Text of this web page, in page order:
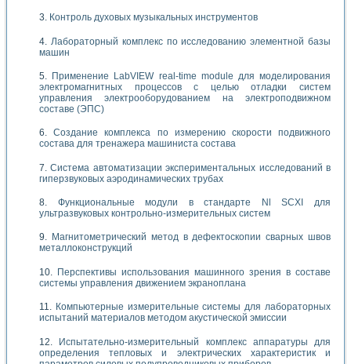
Контроль духовых музыкальных инструментов
Лабораторный комплекс по исследованию элементной базы
машин
Применение LabVIEW real-time module для моделирования
электромагнитных процессов с целью отладки систем
управления электрооборудованием на электроподвижном
составе (ЭПС)
Создание комплекса по измерению скорости подвижного
состава для тренажера машиниста состава
Система автоматизации экспериментальных исследований в
гиперзвуковых аэродинамических трубах
Функциональные модули в стандарте Nl SCXI для
ультразвуковых контрольно-измерительных систем
Магнитометрический метод в дефектоскопии сварных швов
металлоконструкций
Перспективы использования машинного зрения в составе
системы управления движением экраноплана
Компьютерные измерительные системы для лабораторных
испытаний материалов методом акустической эмиссии
Испытательно-измерительный комплекс аппаратуры для
определения тепловых и электрических характеристик и